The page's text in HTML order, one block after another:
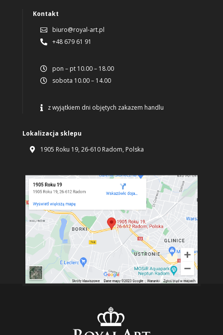
Kontakt
 biuro@royal-art.pl
 +48 679 61 91
 pon – pt 10.00 – 18.00
 sobota 10.00 – 14.00
 z wyjątkiem dni objętych zakazem handlu
Lokalizacja sklepu
 1905 Roku 19, 26-610 Radom, Polska